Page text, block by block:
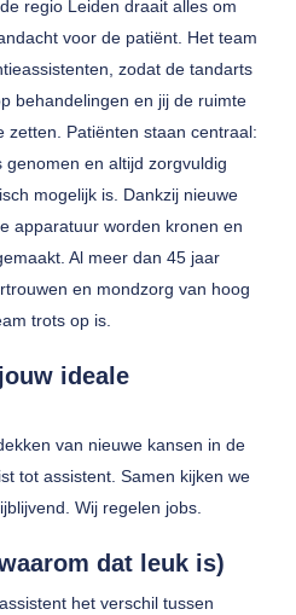
regio Leiden draait alles om
voor de patiënt. Het team
zodat de tandarts
behandelingen en jij de ruimte
zetten. Patiënten staan centraal:
en altijd zorgvuldig
mogelijk is. Dankzij nieuwe
apparatuur worden kronen en
Al meer dan 45 jaar
en mondzorg van hoog
trots op is.
ideale
van nieuwe kansen in de
tot assistent. Samen kijken we
Wij regelen jobs.
dat leuk is)
het verschil tussen